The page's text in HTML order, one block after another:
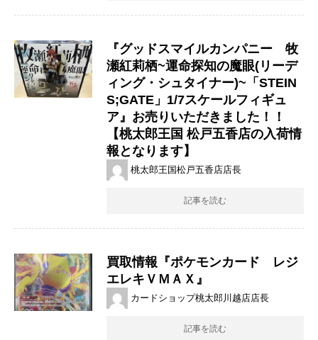
『グッドスマイルカンパニー 牧
瀬紅莉栖~運命探知の魔眼(リーデ
ィング・シュタイナー)~「STEIN
S;GATE」1/7スケールフィギュ
ア』お売りいただきました！！
【桃太郎王国 松戸五香店の入荷情
報となります】
桃太郎王国松戸五香店店長
記事を読む
買取情報『ポケモンカード レジ
エレキＶＭＡＸ』
カードショップ桃太郎川越店店長
記事を読む